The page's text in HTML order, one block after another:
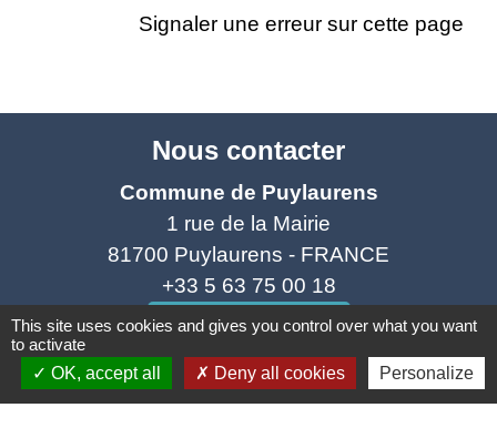
Signaler une erreur sur cette page
Nous contacter
Commune de Puylaurens
1 rue de la Mairie
81700 Puylaurens - FRANCE
+33 5 63 75 00 18
Contact par formulaire
This site uses cookies and gives you control over what you want
to activate
OK, accept all
Deny all cookies Personalize